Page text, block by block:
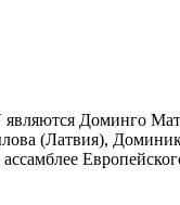
Доминго
(Латвия),